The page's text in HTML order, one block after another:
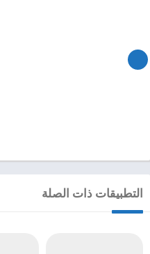
التطبيقات ذات الصلة